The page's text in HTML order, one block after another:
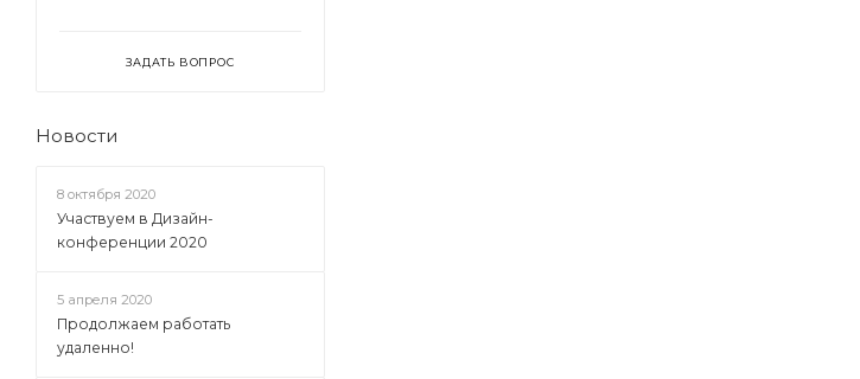
ЗАДАТЬ ВОПРОС
Новости
8 октября 2020
Участвуем в Дизайн-
конференции 2020
5 апреля 2020
Продолжаем работать
удаленно!